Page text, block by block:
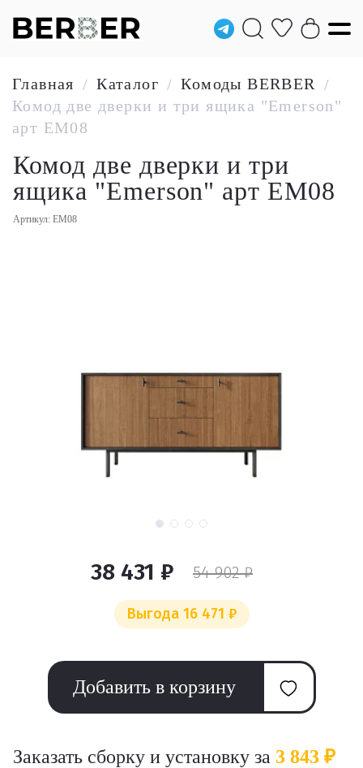
Главная / Каталог / Комоды BERBER /
Комод две дверки и три ящика "Emerson"
арт EM08
Комод две дверки и три
ящика "Emerson" арт EM08
Артикул: EM08
38 431 ₽ 54 902 ₽
Выгода 16 471 ₽
Добавить в корзину
Заказать сборку и установку за 3 843 ₽